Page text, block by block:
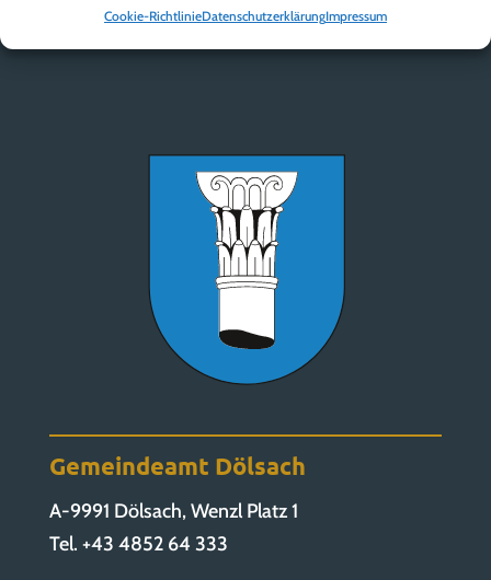
Cookie-RichtlinieDatenschutzerklärungImpressum
Gemeindeamt Dölsach
A-9991 Dölsach, Wenzl Platz 1
Tel. +43 4852 64 333